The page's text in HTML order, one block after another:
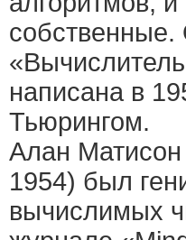
собственные.
написана в
Тьюрингом.
Алан Матисон
1954) был
вычислимых